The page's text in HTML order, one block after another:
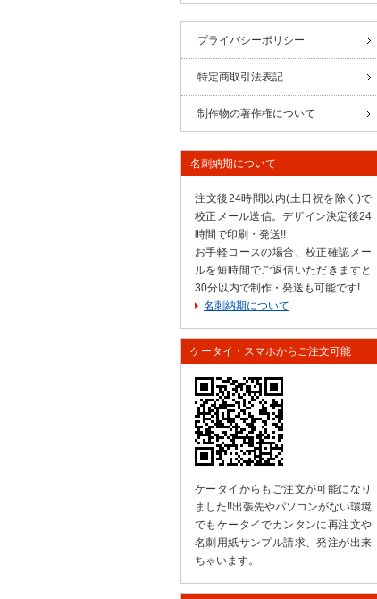
プライバシーポリシー
特定商取引法表記
制作物の著作権について
名刺納期について
注文後24時間以内(土日祝を除く)で
校正メール送信。デザイン決定後24
時間で印刷・発送!!
お手軽コースの場合、校正確認メー
ルを短時間でご返信いただきますと
30分以内で制作・発送も可能です!
名刺納期について
ケータイ・スマホからご注文可能
ケータイからもご注文が可能になり
ました!!出張先やパソコンがない環境
でもケータイでカンタンに再注文や
名刺用紙サンプル請求、発注が出来
ちゃいます。